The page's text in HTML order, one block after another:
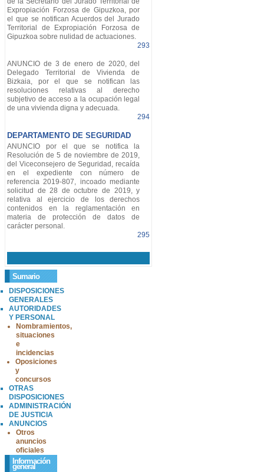
Expropiación Forzosa de Gipuzkoa, por
el que se notifican Acuerdos del Jurado
Territorial de Expropiación Forzosa de
Gipuzkoa sobre nulidad de actuaciones.
293
ANUNCIO de 3 de enero de 2020, del
Delegado Territorial de Vivienda de
Bizkaia, por el que se notifican las
resoluciones relativas al derecho
subjetivo de acceso a la ocupación legal
de una vivienda digna y adecuada.
294
DEPARTAMENTO DE SEGURIDAD
ANUNCIO por el que se notifica la
Resolución de 5 de noviembre de 2019,
del Viceconsejero de Seguridad, recaída
en el expediente con número de
referencia 2019-807, incoado mediante
solicitud de 28 de octubre de 2019, y
relativa al ejercicio de los derechos
contenidos en la reglamentación en
materia de protección de datos de
carácter personal.
295
Sumario
DISPOSICIONES
GENERALES
AUTORIDADES
Y PERSONAL
Nombramientos,
situaciones
e
incidencias
Oposiciones
y
concursos
OTRAS
DISPOSICIONES
ADMINISTRACIÓN
DE JUSTICIA
ANUNCIOS
Otros
anuncios
oficiales
Información
general